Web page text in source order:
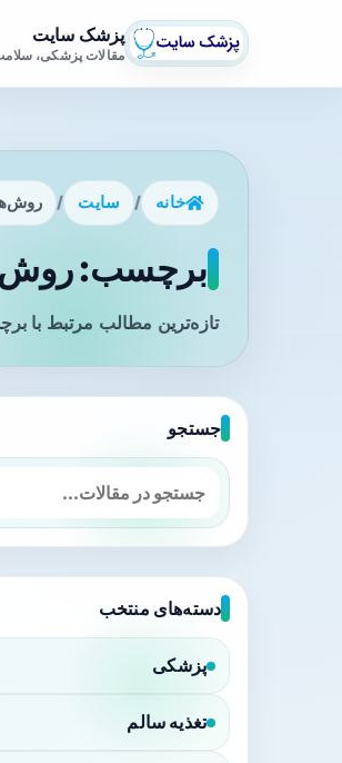
پزشک سایت
مقالات پزشکی،
خانه / سایت /
برچسب:
تازه‌ترین مطالب مرتبط با
جستجو
دسته‌های منتخب
پزشکی
تغذیه سالم